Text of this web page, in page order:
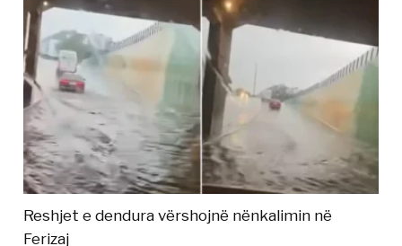
Reshjet e dendura vërshojnë nënkalimin në
Ferizaj